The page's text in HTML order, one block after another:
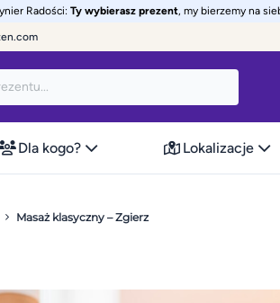
Radości: Ty wybierasz prezent, my bierzemy na
Dla kogo? Lokalizacje
Masaż klasyczny – Zgierz